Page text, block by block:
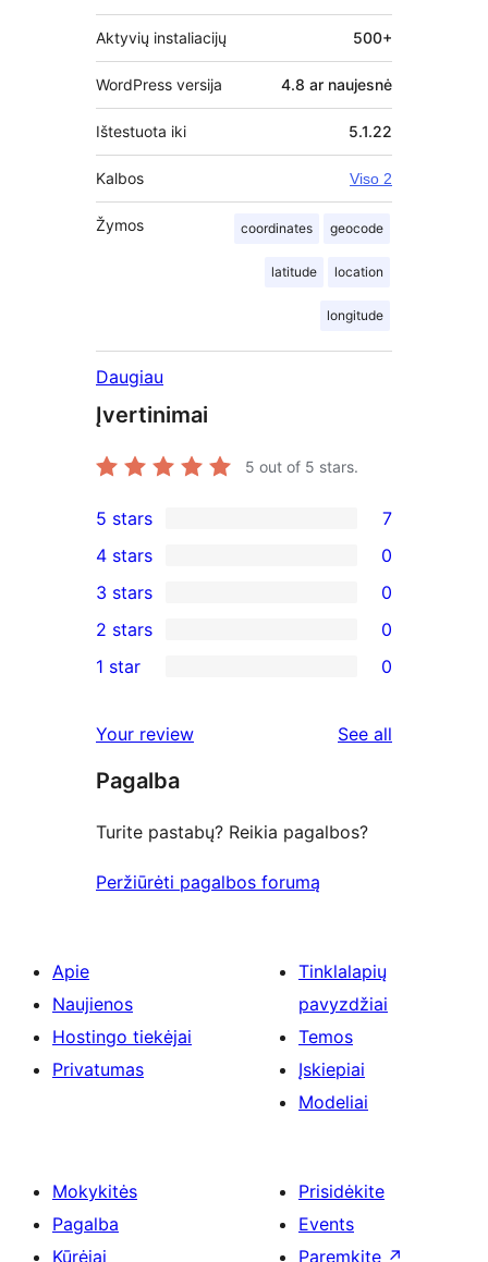
Aktyvių instaliacijų 500+
WordPress versija 4.8 ar naujesnė
Ištestuota iki 5.1.22
Kalbos Viso 2
Žymos coordinates geocode
latitude location
longitude
Daugiau
Įvertinimai
5 out of 5 stars.
7
5-
star
reviews
5 stars 7
4-
star
reviews
4 stars 0
0
3-
star
3 stars 0
2-
reviews
2 stars 0
star
reviews
1 star 0
Your review See all
Pagalba
Turite pastabų? Reikia pagalbos?
Peržiūrėti pagalbos forumą
Apie
Naujienos
Hostingo tiekėjai
Privatumas
Tinklalapių
pavyzdžiai
Temos
Įskiepiai
Modeliai
Mokykitės
Pagalba
Kūrėjai
Prisidėkite
Events
Paremkite ↗